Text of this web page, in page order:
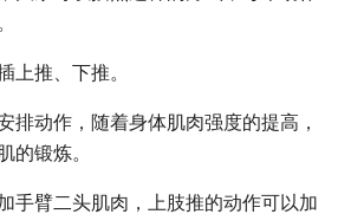
上推、下推。
排动作，随着身体肌肉强度的提高，
的锻炼。
手臂二头肌肉，上肢推的动作可以加